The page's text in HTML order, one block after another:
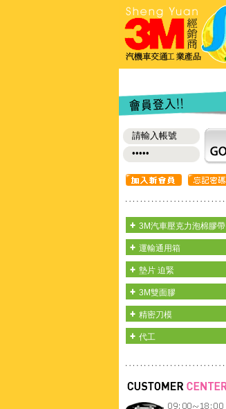
3M汽車壓克力泡棉膠帶
運輸通用箱
墊片 迫緊
3M雙面膠
精密刀模
代工